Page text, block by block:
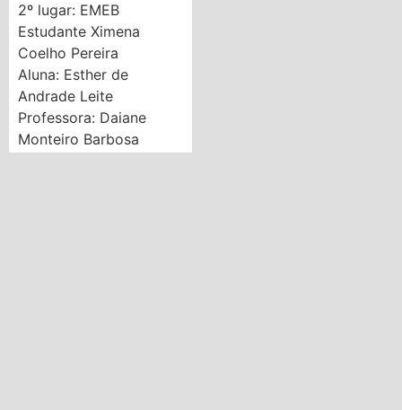
2º lugar: EMEB
Estudante Ximena
Coelho Pereira
Aluna: Esther de
Andrade Leite
Professora: Daiane
Monteiro Barbosa